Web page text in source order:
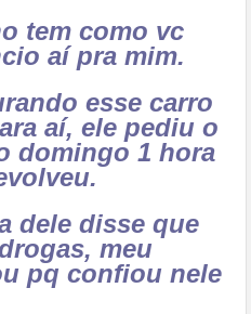
tem como vc
aí pra mim.
esse carro
aí, ele pediu o
domingo 1 hora
dele disse que
meu
pq confiou nele